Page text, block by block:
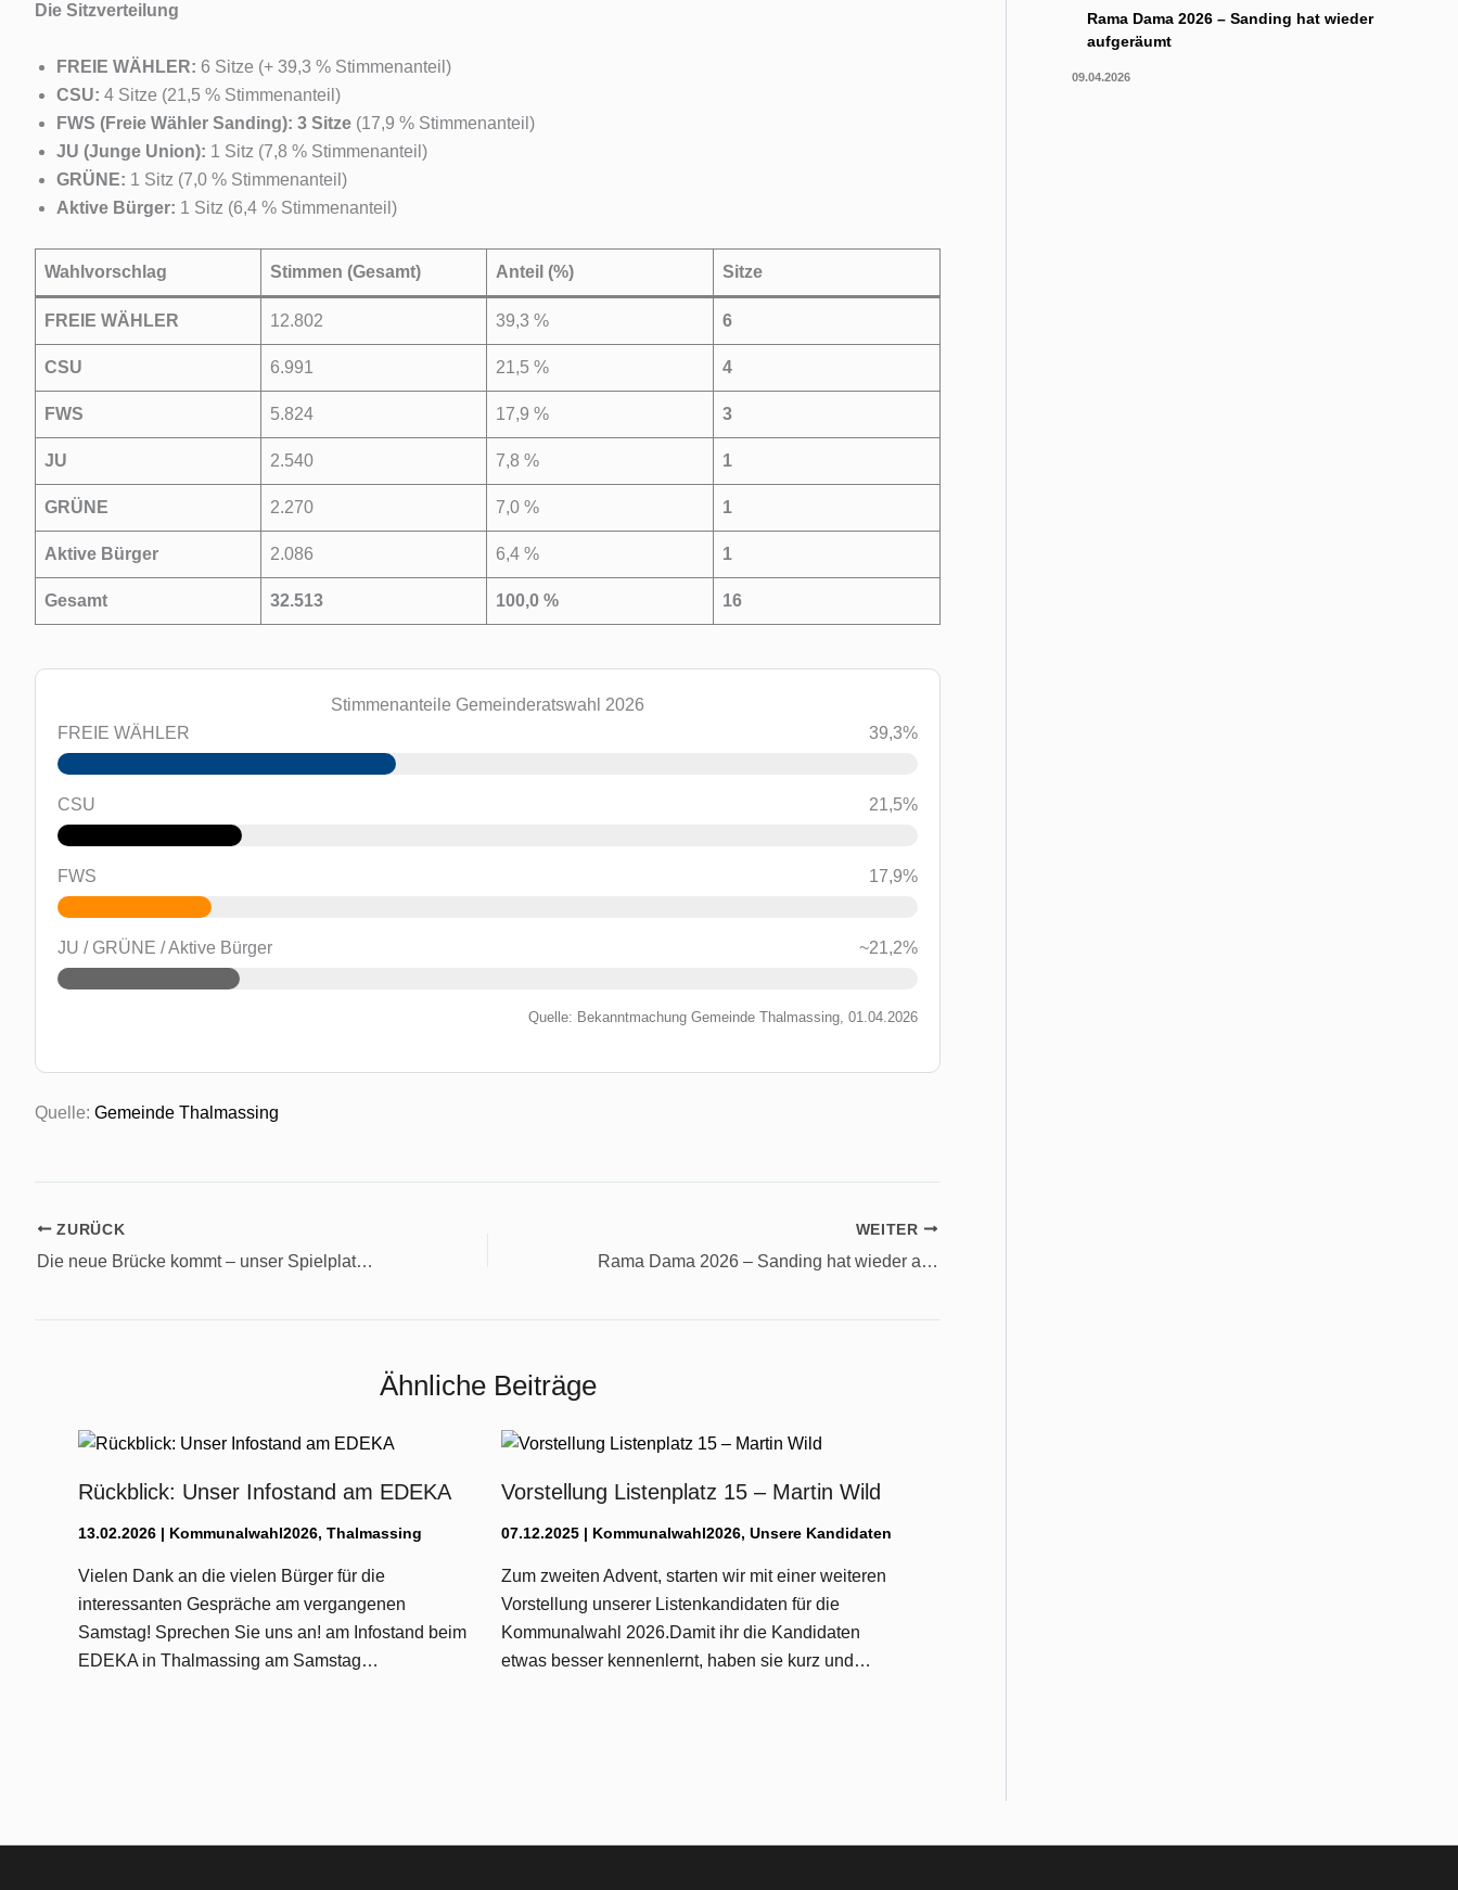
Die Sitzverteilung
FREIE WÄHLER: 6 Sitze (+ 39,3 % Stimmenanteil)
CSU: 4 Sitze (21,5 % Stimmenanteil)
FWS (Freie Wähler Sanding): 3 Sitze (17,9 % Stimmenanteil)
JU (Junge Union): 1 Sitz (7,8 % Stimmenanteil)
GRÜNE: 1 Sitz (7,0 % Stimmenanteil)
Aktive Bürger: 1 Sitz (6,4 % Stimmenanteil)
Wahlvorschlag Stimmen (Gesamt) Anteil (%) Sitze
FREIE WÄHLER 12.802 39,3 % 6
CSU 6.991 21,5 % 4
FWS 5.824 17,9 % 3
JU 2.540 7,8 % 1
GRÜNE 2.270 7,0 % 1
Aktive Bürger 2.086 6,4 % 1
Gesamt 32.513 100,0 % 16
Stimmenanteile Gemeinderatswahl 2026
FREIE WÄHLER
39,3%
CSU 21,5%
FWS 17,9%
JU / GRÜNE / Aktive Bürger ~21,2%
Quelle: Bekanntmachung Gemeinde Thalmassing, 01.04.2026
Quelle: Gemeinde Thalmassing
ZURÜCK
Die neue Brücke kommt – unser Spielplatz wird wieder vollständig
WEITER
Rama Dama 2026 – Sanding hat wieder aufgeräumt
Ähnliche Beiträge
Rückblick: Unser Infostand am EDEKA
13.02.2026 | Kommunalwahl2026, Thalmassing
Vielen Dank an die vielen Bürger für die
interessanten Gespräche am vergangenen
Samstag! Sprechen Sie uns an! am Infostand beim
EDEKA in Thalmassing am Samstag…
Vorstellung Listenplatz 15 – Martin Wild
07.12.2025 | Kommunalwahl2026, Unsere Kandidaten
Zum zweiten Advent, starten wir mit einer weiteren
Vorstellung unserer Listenkandidaten für die
Kommunalwahl 2026.Damit ihr die Kandidaten
etwas besser kennenlernt, haben sie kurz und…
Rama Dama 2026 – Sanding hat wieder
aufgeräumt
09.04.2026